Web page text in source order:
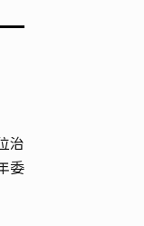
治
委